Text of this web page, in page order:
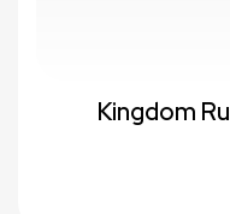
Kingdom